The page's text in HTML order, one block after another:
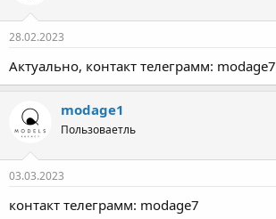
28.02.2023
Актуально, контакт телеграмм: modage7
modage1
Пользоваетль
03.03.2023
контакт телеграмм: modage7